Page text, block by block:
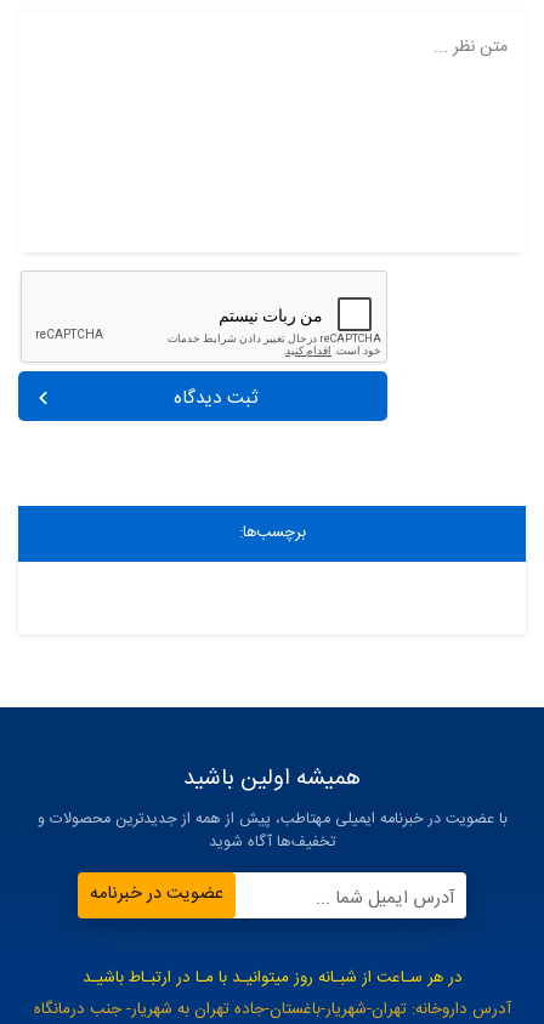
متن نظر ...
ثبت دیدگاه
برچسب‌ها:
همیشه اولین باشید
با عضویت در خبرنامه ایمیلی مهتاطب، پیش از همه از جدیدترین محصولات و
تخفیف‌ها آگاه شوید
آدرس ایمیل شما ... عضویت در خبرنامه
در هر سـاعت از شبـانه روز میتوانیـد با مـا در ارتبـاط باشیـد
آدرس داروخانه: تهران-شهریار-باغستان-جاده تهران به شهریار- جنب درمانگاه